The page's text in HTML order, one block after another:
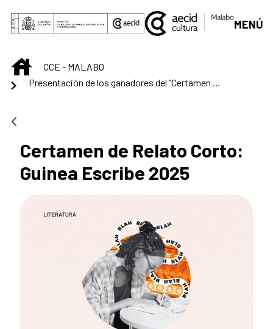
Skip to Main Content
MENÚ
INICIOCCE - MALABO
Presentación de los ganadores del “Certamen de Relato Corto: Guinea Escribe 2025”
Certamen de Relato Corto:
Guinea Escribe 2025